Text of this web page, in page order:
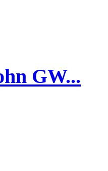
GW...